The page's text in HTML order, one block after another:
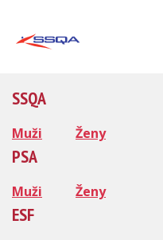
SSQA
Muži Ženy
PSA
Muži Ženy
ESF